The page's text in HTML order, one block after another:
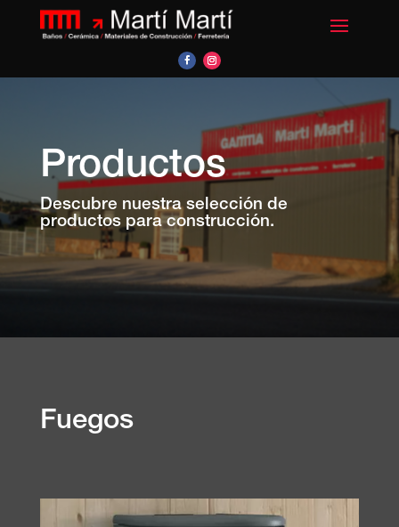
Productos
Descubre nuestra selección de
productos para construcción.
Fuegos